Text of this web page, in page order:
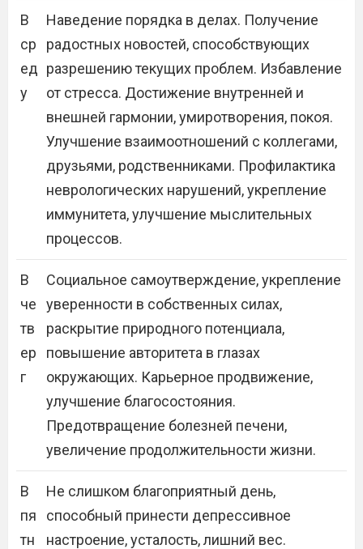
В
ср
ед
у
Наведение порядка в делах. Получение
радостных новостей, способствующих
разрешению текущих проблем. Избавление
от стресса. Достижение внутренней и
внешней гармонии, умиротворения, покоя.
Улучшение взаимоотношений с коллегами,
друзьями, родственниками. Профилактика
неврологических нарушений, укрепление
иммунитета, улучшение мыслительных
процессов.
В
че
тв
ер
г
Социальное самоутверждение, укрепление
уверенности в собственных силах,
раскрытие природного потенциала,
повышение авторитета в глазах
окружающих. Карьерное продвижение,
улучшение благосостояния.
Предотвращение болезней печени,
увеличение продолжительности жизни.
В
пя
тн
Не слишком благоприятный день,
способный принести депрессивное
настроение, усталость, лишний вес.